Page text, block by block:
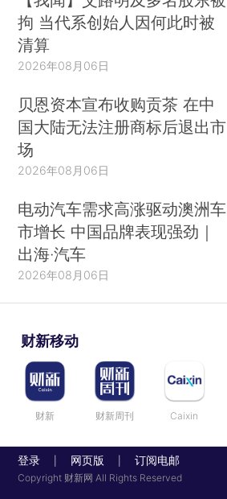
拘 当代系创始人因何此时被
清算
2026年08月06日
贝恩资本宣布收购贡茶 在中
国大陆无法注册商标后退出市
场
2026年08月06日
电动汽车需求高涨驱动澳洲车
市增长 中国品牌表现强劲｜
出海·汽车
2026年08月06日
财新移动
财新 财新周刊 Caixin
登录 网页版 订阅电邮
Copyright 财新网 All Rights Reserved